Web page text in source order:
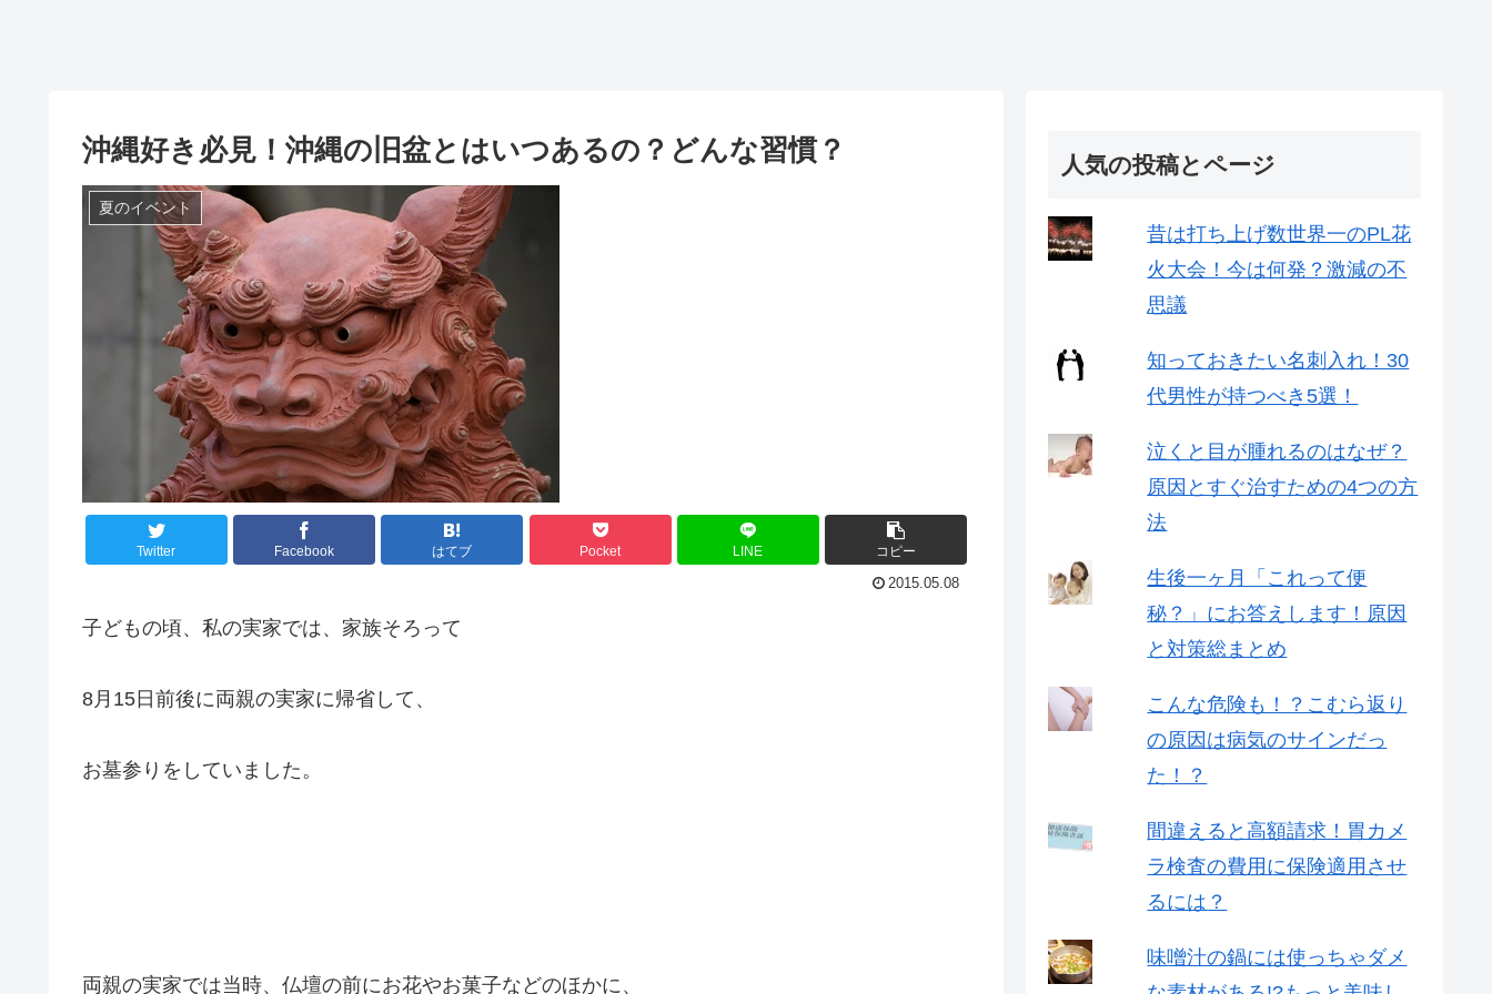
沖縄好き必見！沖縄の旧盆とはいつあるの？どんな習慣？
夏のイベント
Twitter Facebook はてブ Pocket LINE コピー
2015.05.08
子どもの頃、私の実家では、家族そろって
8月15日前後に両親の実家に帰省して、
お墓参りをしていました。
両親の実家では当時、仏壇の前にお花やお菓子などのほかに、
人気の投稿とページ
昔は打ち上げ数世界一のPL花
火大会！今は何発？激減の不
思議
知っておきたい名刺入れ！30
代男性が持つべき5選！
泣くと目が腫れるのはなぜ？
原因とすぐ治すための4つの方
法
生後一ヶ月「これって便
秘？」にお答えします！原因
と対策総まとめ
こんな危険も！？こむら返り
の原因は病気のサインだっ
た！？
間違えると高額請求！胃カメ
ラ検査の費用に保険適用させ
るには？
味噌汁の鍋には使っちゃダメ